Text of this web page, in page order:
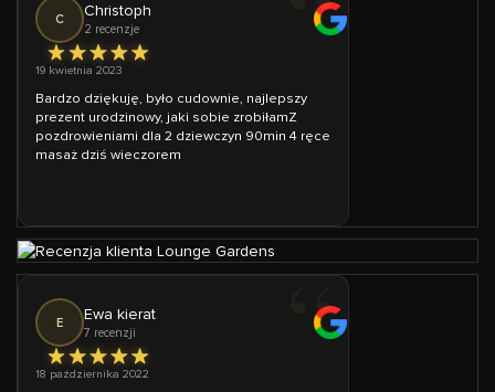
C Christoph
2 recenzje
19 kwietnia 2023
Bardzo dziękuję, było cudownie, najlepszy
prezent urodzinowy, jaki sobie zrobiłamZ
pozdrowieniami dla 2 dziewczyn 90min 4 ręce
masaż dziś wieczorem
E Ewa kierat
7 recenzji
18 października 2022